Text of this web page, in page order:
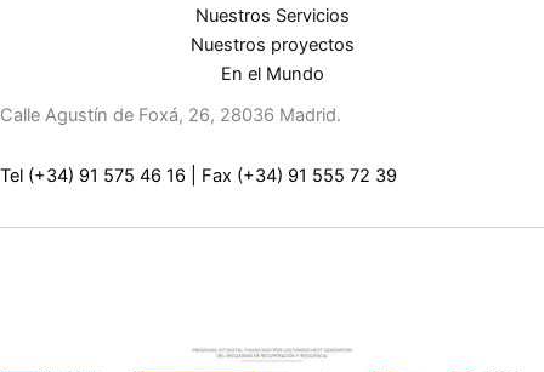
Nuestros Servicios
Nuestros proyectos
En el Mundo
Calle Agustín de Foxá, 26, 28036 Madrid.
Tel (+34) 91 575 46 16 Fax (+34) 91 555 72 39